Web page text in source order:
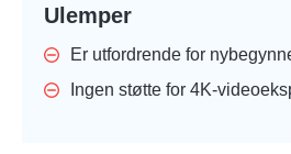
Ulemper
Er utfordrende for
Ingen støtte for 4K-